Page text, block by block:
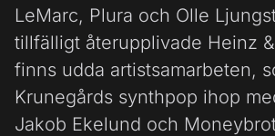
LeMarc, Plura och Olle
tillfälligt återupplivade Heinz
finns udda artistsamarbeten,
Krunegårds synthpop ihop
Jakob Ekelund och